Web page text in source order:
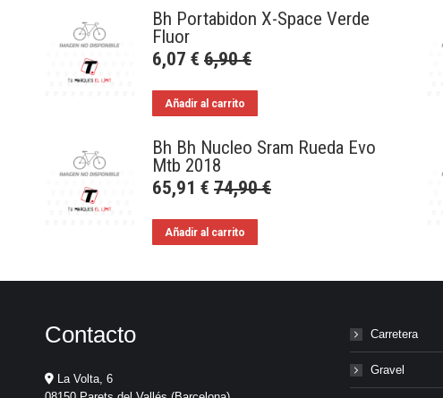
Bh Portabidon X-Space Verde
Fluor
6,07 € 6,90€
Añadir al carrito
Bh Bh Nucleo Sram Rueda Evo
Mtb 2018
65,91 € 74,90€
Añadir al carrito
Contacto
La Volta, 6
Carretera
Gravel